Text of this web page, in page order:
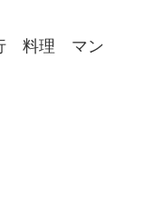
料理 マン